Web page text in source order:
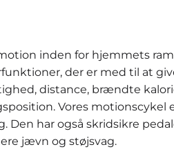
inden for hjemmets
der er med til at
distance, brændte
Vores motionscykel
har også skridsikre
jævn og støjsvag.